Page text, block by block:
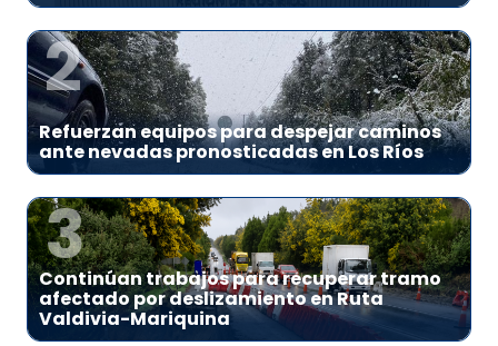
2
Refuerzan equipos para despejar caminos
ante nevadas pronosticadas en Los Ríos
3
Continúan trabajos para recuperar tramo
afectado por deslizamiento en Ruta
Valdivia-Mariquina